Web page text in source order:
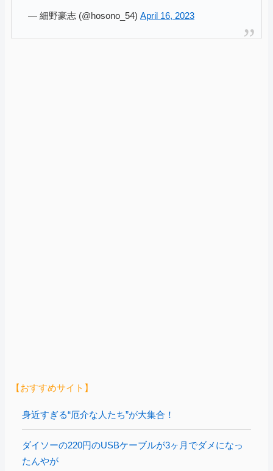
— 細野豪志 (@hosono_54) April 16, 2023
【おすすめサイト】
身近すぎる“厄介な人たち”が大集合！
ダイソーの220円のUSBケーブルが3ヶ月でダメになっ
たんやが